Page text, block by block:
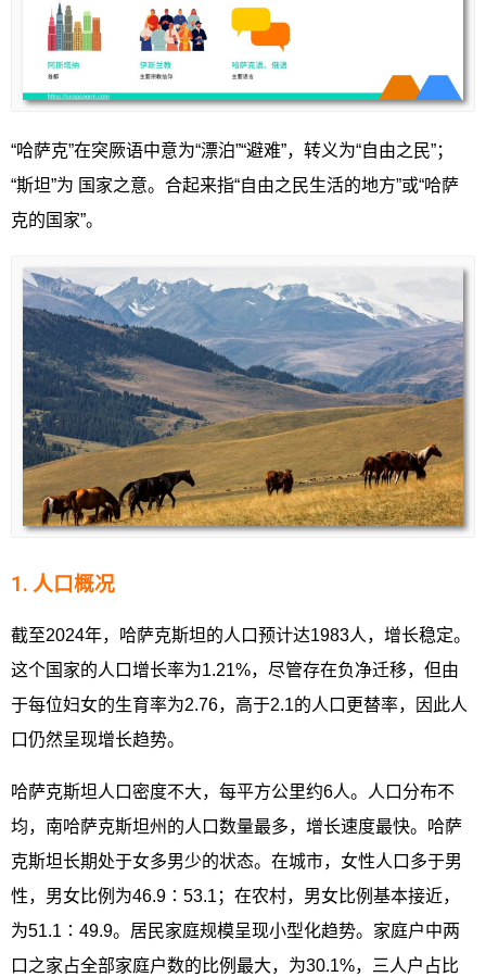
“哈萨克”在突厥语中意为“漂泊”“避难”，转义为“自由之民”；
“斯坦”为 国家之意。合起来指“自由之民生活的地方”或“哈萨
克的国家”。
1. 人口概况
截至2024年，哈萨克斯坦的人口预计达1983人，增长稳定。
这个国家的人口增长率为1.21%，尽管存在负净迁移，但由
于每位妇女的生育率为2.76，高于2.1的人口更替率，因此人
口仍然呈现增长趋势。
哈萨克斯坦人口密度不大，每平方公里约6人。人口分布不
均，南哈萨克斯坦州的人口数量最多，增长速度最快。哈萨
克斯坦长期处于女多男少的状态。在城市，女性人口多于男
性，男女比例为46.9∶53.1；在农村，男女比例基本接近，
为51.1∶49.9。居民家庭规模呈现小型化趋势。家庭户中两
口之家占全部家庭户数的比例最大，为30.1%，三人户占比